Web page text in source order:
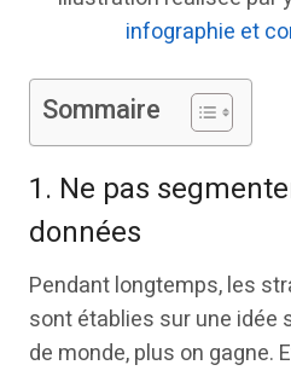
infographie et
Sommaire
1. Ne pas
données
Pendant longtemps, les
sont établies sur une idée
de monde, plus on gagne.